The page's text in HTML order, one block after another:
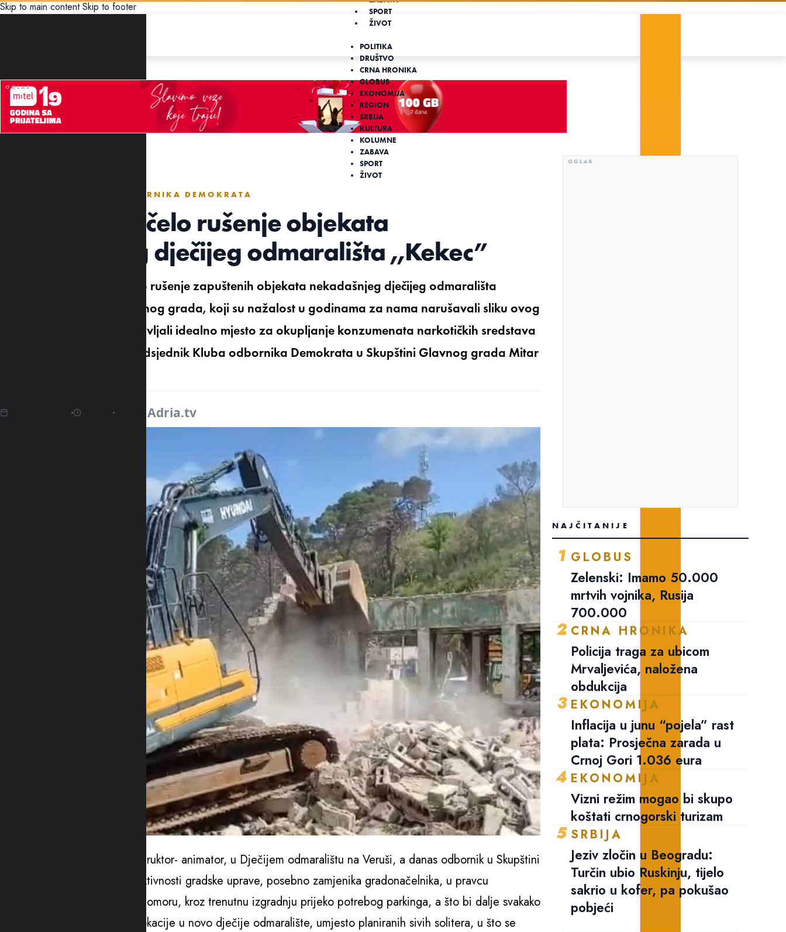
Skip to main content Skip to footer
SPORT
ŽIVOT
POLITIKA
DRUŠTVO
CRNA HRONIKA
GLOBUS
EKONOMIJA
REGION
SRBIJA
KULTURA
KOLUMNE
ZABAVA
SPORT
ŽIVOT
PREDSJEDNIK KLUBA ODBORNIKA DEMOKRATA
Paunović: Počelo rušenje objekata
nekadašnjeg dječijeg odmarališta ,,Kekec”
Juče je u Sutomoru, počelo rušenje zapuštenih objekata nekadašnjeg dječijeg odmarališta
,,Kekec” u vlasništvu Glavnog grada, koji su nažalost u godinama za nama narušavali sliku ovog
turističkog mjesta i predstavljali idealno mjesto za okupljanje konzumenata narkotičkih sredstava
i alkohola, saopštio je predsjednik Kluba odbornika Demokrata u Skupštini Glavnog grada Mitar
Adria.tv
“Kao dugogodišnji dječiji instruktor- animator, u Dječijem odmaralištu na Veruši, a danas odbornik u Skupštini
glavnog grada pozdravljam aktivnosti gradske uprave, posebno zamjenika gradonačelnika, u pravcu
valorizacije ove lokacije u Sutomoru, kroz trenutnu izgradnju prijeko potrebog parkinga, a što bi dalje svakako
vodilo i trajnoj namjeni ove lokacije u novo dječije odmaralište, umjesto planiranih sivih solitera, u što se
NAJČITANIJE
1 GLOBUS
Zelenski: Imamo 50.000
mrtvih vojnika, Rusija
700.000
2 CRNA HRONIKA
Policija traga za ubicom
Mrvaljevića, naložena
obdukcija
3 EKONOMIJA
Inflacija u junu “pojela” rast
plata: Prosječna zarada u
Crnoj Gori 1.036 eura
4 EKONOMIJA
Vizni režim mogao bi skupo
koštati crnogorski turizam
5 SRBIJA
Jeziv zločin u Beogradu:
Turčin ubio Ruskinju, tijelo
sakrio u kofer, pa pokušao
pobjeći